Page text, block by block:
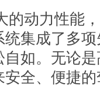
的动力性能
统集成了多
自如。无论
全、便捷的